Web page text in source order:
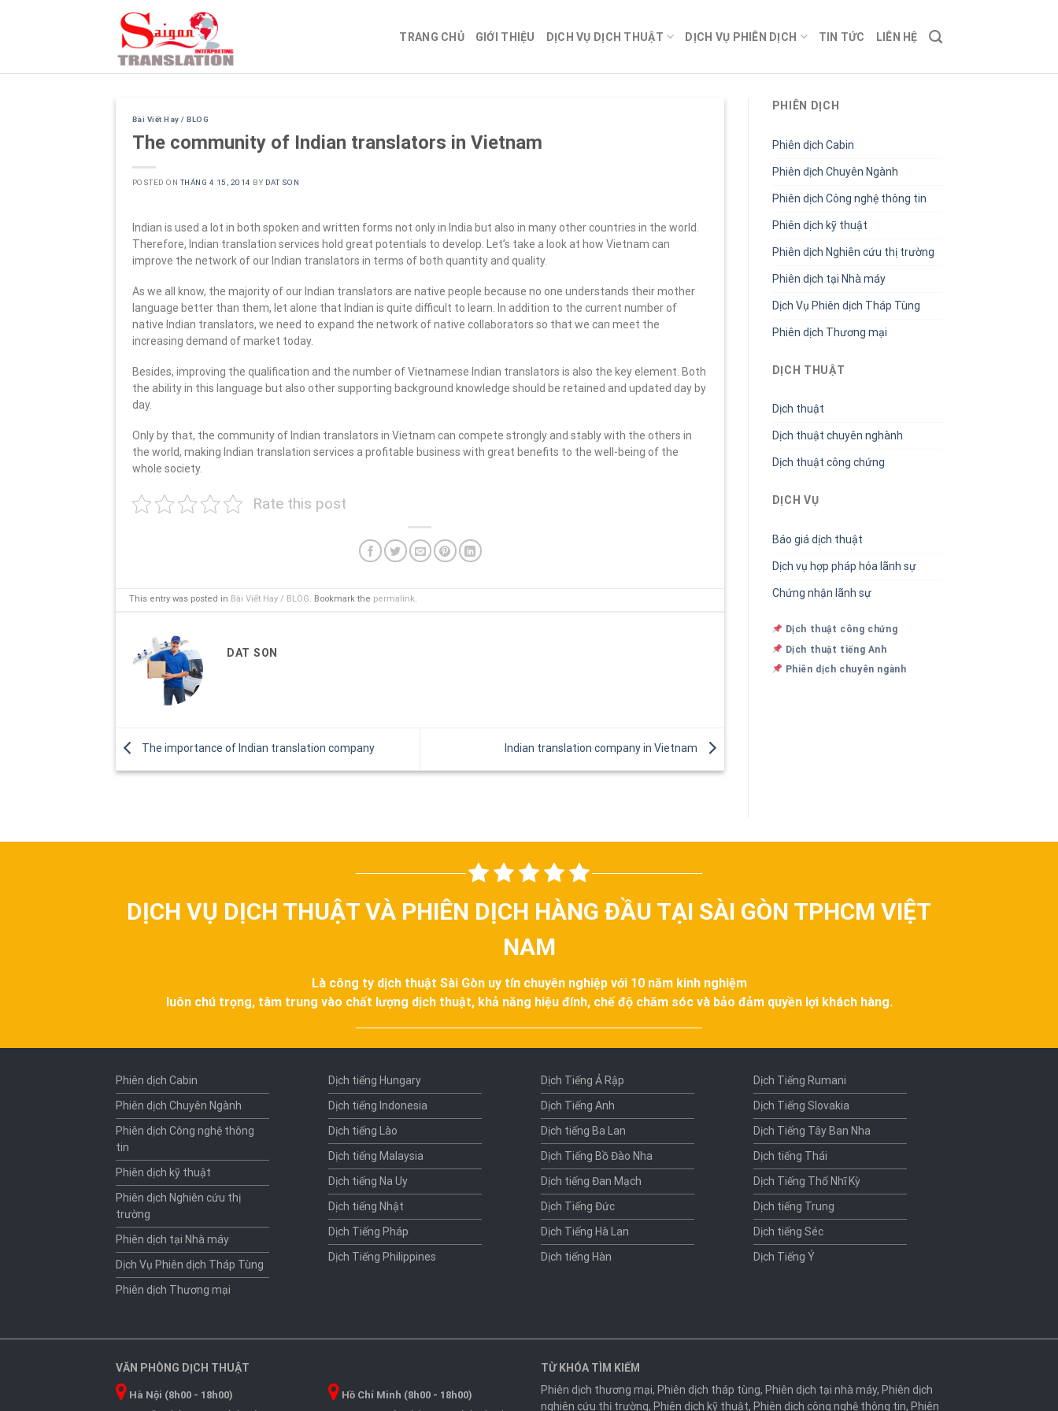
TRANG CHỦ GIỚI THIỆU DỊCH VỤ DỊCH THUẬT DỊCH VỤ PHIÊN DỊCH TIN TỨC LIÊN HỆ
Bài Viết Hay / BLOG
The community of Indian translators in Vietnam
POSTED ONTHÁNG 4 15, 2014 BY DAT SON
Indian is used a lot in both spoken and written forms not only in India but also in many other countries in the world.
Therefore, Indian translation services hold great potentials to develop. Let’s take a look at how Vietnam can
improve the network of our Indian translators in terms of both quantity and quality.
As we all know, the majority of our Indian translators are native people because no one understands their mother
language better than them, let alone that Indian is quite difficult to learn. In addition to the current number of
native Indian translators, we need to expand the network of native collaborators so that we can meet the
increasing demand of market today.
Besides, improving the qualification and the number of Vietnamese Indian translators is also the key element. Both
the ability in this language but also other supporting background knowledge should be retained and updated day by
day.
Only by that, the community of Indian translators in Vietnam can compete strongly and stably with the others in
the world, making Indian translation services a profitable business with great benefits to the well-being of the
whole society.
Rate this post
This entry was posted in Bài Viết Hay / BLOG. Bookmark the permalink.
DAT SON
The importance of Indian translation company Indian translation company in Vietnam
PHIÊN DỊCH
Phiên dịch Cabin
Phiên dịch Chuyên Ngành
Phiên dịch Công nghệ thông tin
Phiên dịch kỹ thuật
Phiên dịch Nghiên cứu thị trường
Phiên dịch tại Nhà máy
Dịch Vụ Phiên dịch Tháp Tùng
Phiên dịch Thương mại
DỊCH THUẬT
Dịch thuật
Dịch thuật chuyên nghành
Dịch thuật công chứng
DỊCH VỤ
Báo giá dịch thuật
Dịch vụ hợp pháp hóa lãnh sự
Chứng nhận lãnh sự
Dịch thuật công chứng
Dịch thuật tiếng Anh
Phiên dịch chuyên ngành
DỊCH VỤ DỊCH THUẬT VÀ PHIÊN DỊCH HÀNG ĐẦU TẠI SÀI GÒN TPHCM VIỆT
NAM
Là công ty dịch thuật Sài Gòn uy tín chuyên nghiệp với 10 năm kinh nghiệm
luôn chú trọng, tâm trung vào chất lượng dịch thuật, khả năng hiệu đính, chế độ chăm sóc và bảo đảm quyền lợi khách hàng.
Phiên dịch Cabin
Phiên dịch Chuyên Ngành
Phiên dịch Công nghệ thông
tin
Phiên dịch kỹ thuật
Phiên dịch Nghiên cứu thị
trường
Phiên dịch tại Nhà máy
Dịch Vụ Phiên dịch Tháp Tùng
Phiên dịch Thương mại
Dịch tiếng Hungary
Dịch tiếng Indonesia
Dịch tiếng Lào
Dịch tiếng Malaysia
Dịch tiếng Na Uy
Dịch tiếng Nhật
Dịch Tiếng Pháp
Dịch Tiếng Philippines
Dịch Tiếng Ả Rập
Dịch Tiếng Anh
Dịch tiếng Ba Lan
Dịch Tiếng Bồ Đào Nha
Dịch tiếng Đan Mạch
Dịch Tiếng Đức
Dịch Tiếng Hà Lan
Dịch tiếng Hàn
Dịch Tiếng Rumani
Dịch Tiếng Slovakia
Dịch Tiếng Tây Ban Nha
Dịch tiếng Thái
Dịch Tiếng Thổ Nhĩ Kỳ
Dịch tiếng Trung
Dịch tiếng Séc
Dịch Tiếng Ý
VĂN PHÒNG DỊCH THUẬT
Hà Nội (8h00 - 18h00) Hồ Chí Minh (8h00 - 18h00)
TỪ KHÓA TÌM KIẾM
Phiên dịch thương mại, Phiên dịch tháp tùng, Phiên dịch tại nhà máy, Phiên dịch
nghiên cứu thị trường, Phiên dịch kỹ thuật, Phiên dịch công nghệ thông tin, Phiên